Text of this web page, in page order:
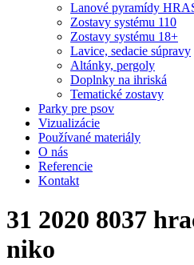
Lanové pyramídy
Zostavy systému 110
Zostavy systému 18+
Lavice, sedacie súpravy
Altánky, pergoly
Doplnky na ihriská
Tematické zostavy
Parky pre psov
Vizualizácie
Používané materiály
O nás
Referencie
Kontakt
31 2020 8037
niko